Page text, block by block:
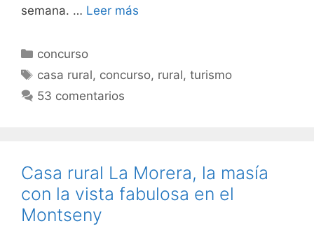
semana. … Leer más
Categorías
concurso
Etiquetas
casa rural, concurso, rural,turismo
53 comentarios
Casa rural La Morera, la masía
con la vista fabulosa en el
Montseny